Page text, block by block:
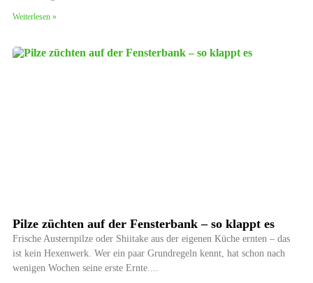
Weiterlesen »
Pilze züchten auf der Fensterbank – so klappt es
Frische Austernpilze oder Shiitake aus der eigenen Küche ernten – das
ist kein Hexenwerk. Wer ein paar Grundregeln kennt, hat schon nach
wenigen Wochen seine erste Ernte.